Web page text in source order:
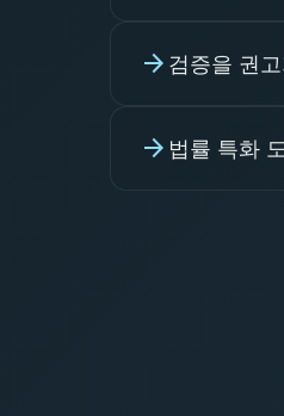
arrow_forward 검증을 권
arrow_forward 법률 특화